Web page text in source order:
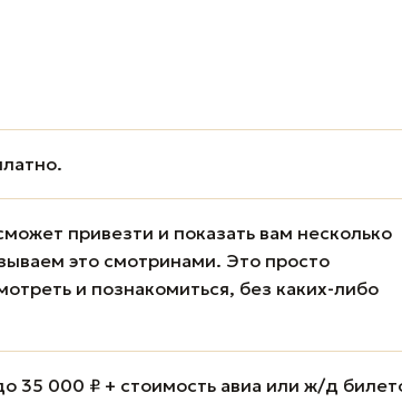
привезти и показать вам несколько
это смотринами. Это просто
и познакомиться, без каких-либо
35 000 ₽ + стоимость авиа или ж/д